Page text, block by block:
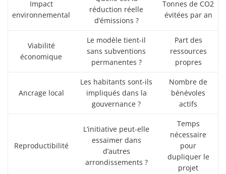
Impact
environnemental
réduction réelle
d’émissions ?
Tonnes de CO2
évitées par an
Viabilité
économique
Le modèle tient-il
sans subventions
permanentes ?
Part des
ressources
propres
Ancrage local
Les habitants sont-ils
impliqués dans la
gouvernance ?
Nombre de
bénévoles
actifs
Reproductibilité
L’initiative peut-elle
essaimer dans
d’autres
arrondissements ?
Temps
nécessaire
pour
dupliquer le
projet